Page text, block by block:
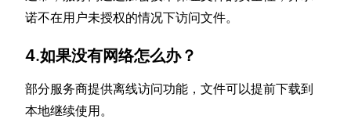
诺不在用户未授权的情况下访问文件。
4.如果没有网络怎么办？
部分服务商提供离线访问功能，文件可以提前下载到
本地继续使用。